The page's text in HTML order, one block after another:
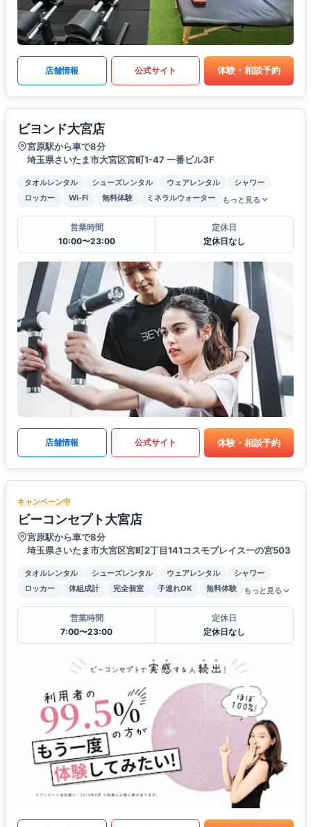
店舗情報 公式サイト 体験・相談予約
ビヨンド大宮店
宮原駅から車で8分
埼玉県さいたま市大宮区宮町1-47 一番ビル3F
タオルレンタル シューズレンタル ウェアレンタル
シャワー
ロッカー
Wi-Fi 無料体験 ミネラルウォーター もっと見る
営業時間
10:00〜23:00
定休日
定休日なし
店舗情報 公式サイト 体験・相談予約
キャンペーン中
ビーコンセプト大宮店
宮原駅から車で8分
埼玉県さいたま市大宮区宮町2丁目141コスモプレイス一の宮503
タオルレンタル シューズレンタル ウェアレンタル
シャワー
ロッカー
体組成計 完全個室 子連れOK 無料体験 もっと見る
営業時間
7:00〜23:00
定休日
定休日なし